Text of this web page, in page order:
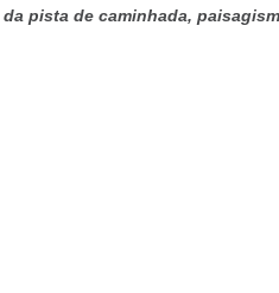
pista de caminhada,